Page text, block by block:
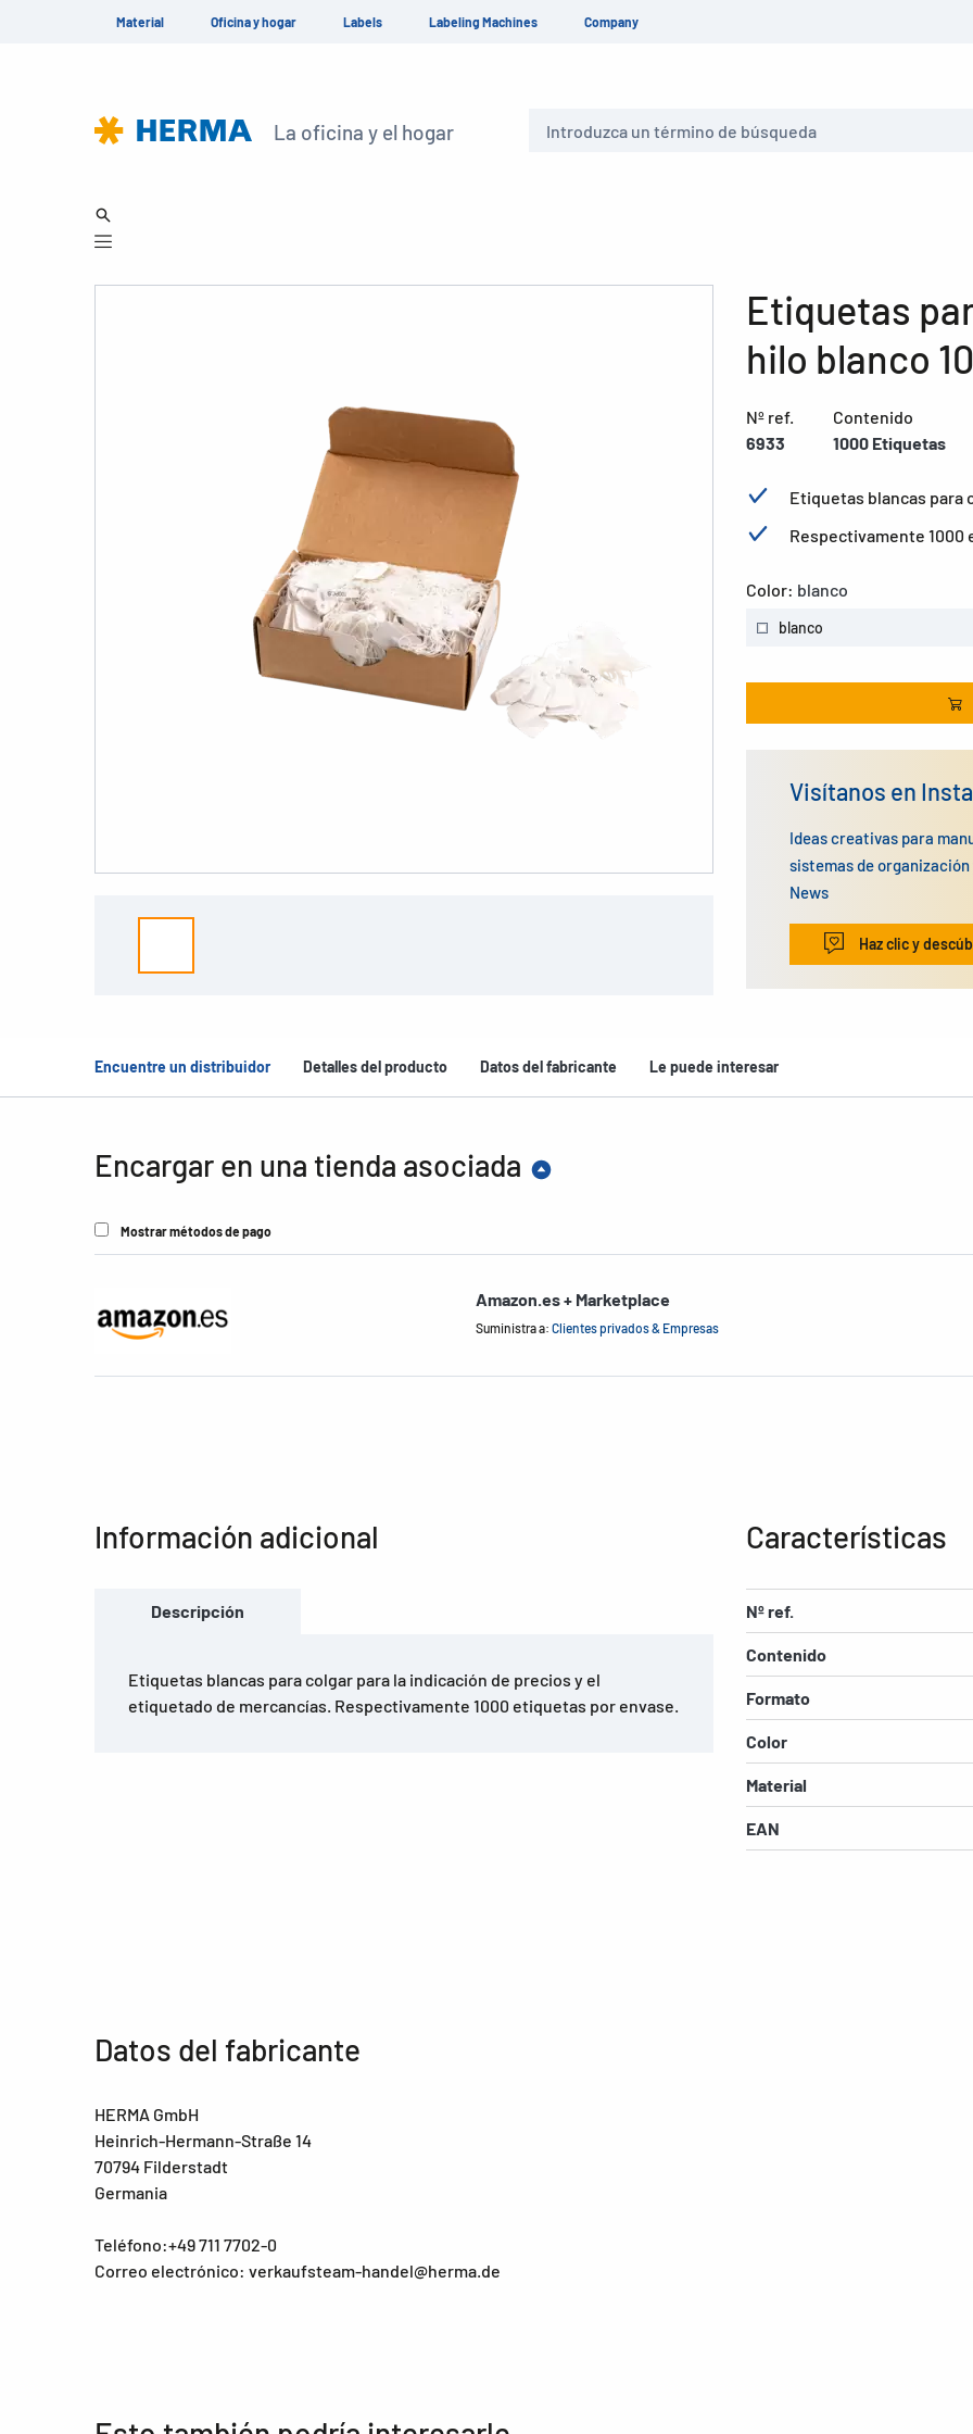
Material Oficina y hogar Labels Labeling Machines Company
La oficina y el hogar
Etiquetas
hilo blanco
Nº ref.
6933
Contenido
1000 Etiquetas
Etiquetas blancas para
Respectivamente 1000
Color: blanco
blanco
Visítanos en
Ideas creativas para
sistemas de organización
News
Haz clic y
Encuentre un distribuidor Detalles del producto Datos del fabricante Le puede interesar
Encargar en una tienda asociada
Mostrar métodos de pago
Amazon.es + Marketplace
Suministra a: Clientes privados & Empresas
Información adicional
Descripción
Etiquetas blancas para colgar para la indicación de precios y el
etiquetado de mercancías. Respectivamente 1000 etiquetas por envase.
Características
Nº ref.
Contenido
Formato
Color
Material
EAN
Datos del fabricante
HERMA GmbH
Heinrich-Hermann-Straße 14
70794 Filderstadt
Germania
Teléfono:+49 711 7702-0
Correo electrónico: verkaufsteam-handel@herma.de